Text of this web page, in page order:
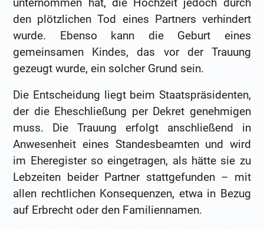
den plötzlichen Tod eines Partners verhindert
wurde. Ebenso kann die Geburt eines
gemeinsamen Kindes, das vor der Trauung
gezeugt wurde, ein solcher Grund sein.
Die Entscheidung liegt beim Staatspräsidenten,
der die Eheschließung per Dekret genehmigen
muss. Die Trauung erfolgt anschließend in
Anwesenheit eines Standesbeamten und wird
im Eheregister so eingetragen, als hätte sie zu
Lebzeiten beider Partner stattgefunden – mit
allen rechtlichen Konsequenzen, etwa in Bezug
auf Erbrecht oder den Familiennamen.